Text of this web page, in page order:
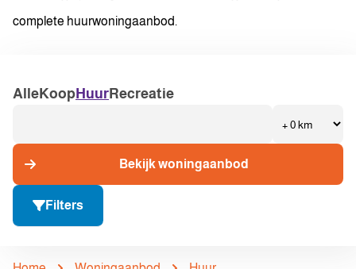
complete huurwoningaanbod.
Alle Koop Huur Recreatie
Bekijk woningaanbod
Filters